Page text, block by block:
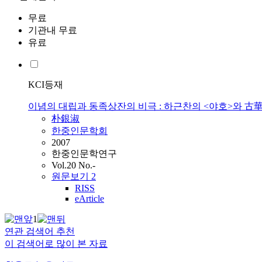
무료
기관내 무료
유료
KCI등재
이념의 대립과 동족상잔의 비극 : 하근찬의 <야호>와 古
朴銀淑
한중인문학회
2007
한중인문학연구
Vol.20 No.-
원문보기 2
RISS
eArticle
1
연관 검색어 추천
이 검색어로 많이 본 자료